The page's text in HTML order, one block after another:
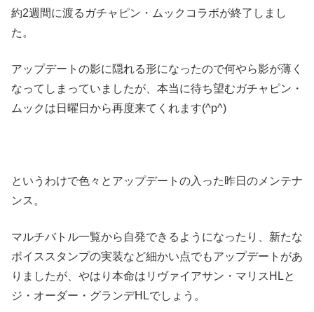
約2週間に渡るガチャピン・ムックコラボが終了しまし
た。
アップデートの影に隠れる形になったので何やら影が薄く
なってしまっていましたが、本当に待ち望むガチャピン・
ムックは日曜日から再度来てくれます(^p^)
というわけで色々とアップデートの入った昨日のメンテナ
ンス。
マルチバトル一覧から自発できるようになったり、新たな
ボイススタンプの実装など細かい点でもアップデートがあ
りましたが、やはり本命はリヴァイアサン・マリスHLと
ジ・オーダー・グランデHLでしょう。